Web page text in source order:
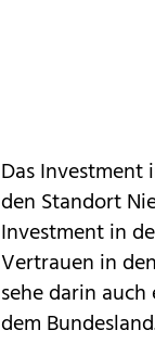
Das Investment
den Standort
Investment in
Vertrauen in
sehe darin
dem